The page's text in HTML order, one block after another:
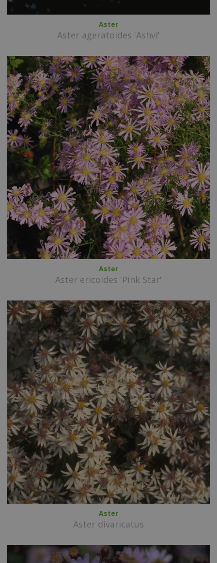
Aster
Aster ageratoides 'Ashvi'
Aster
Aster ericoides 'Pink Star'
Aster
Aster divaricatus